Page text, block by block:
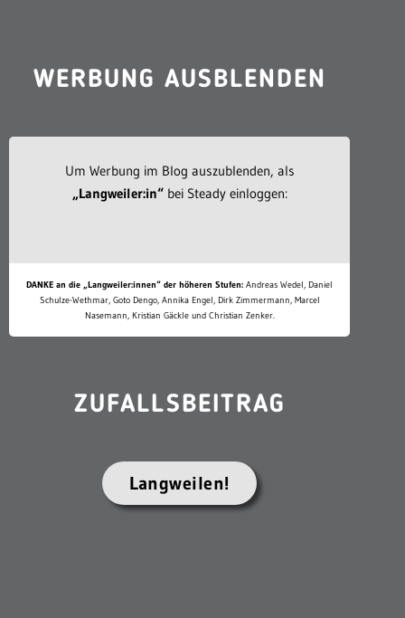
WERBUNG AUSBLENDEN
Um Werbung im Blog auszublenden, als
„Langweiler:in“bei Steady einloggen:
DANKE an die „Langweiler:innen“ der höheren Stufen: Andreas Wedel, Daniel
Schulze-Wethmar, Goto Dengo, Annika Engel, Dirk Zimmermann, Marcel
Nasemann, Kristian Gäckle und Christian Zenker.
ZUFALLSBEITRAG
Langweilen!